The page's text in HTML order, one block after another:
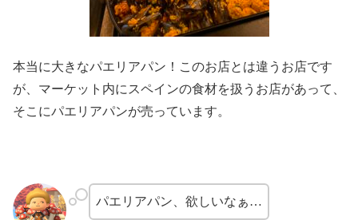
本当に大きなパエリアパン！このお店とは違うお店です
が、マーケット内にスペインの食材を扱うお店があって、
そこにパエリアパンが売っています。
パエリアパン、欲しいなぁ…